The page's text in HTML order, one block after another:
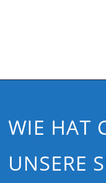
WIE HAT
UNSERE